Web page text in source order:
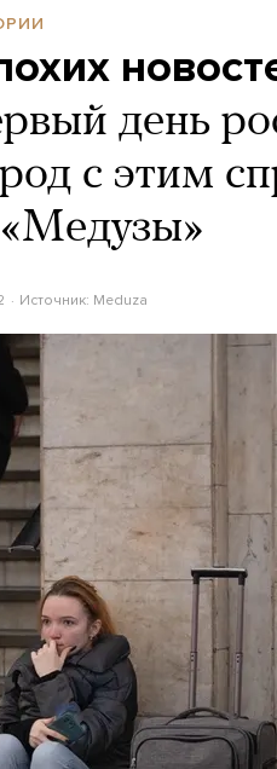
день
с этим
Источник: Meduza